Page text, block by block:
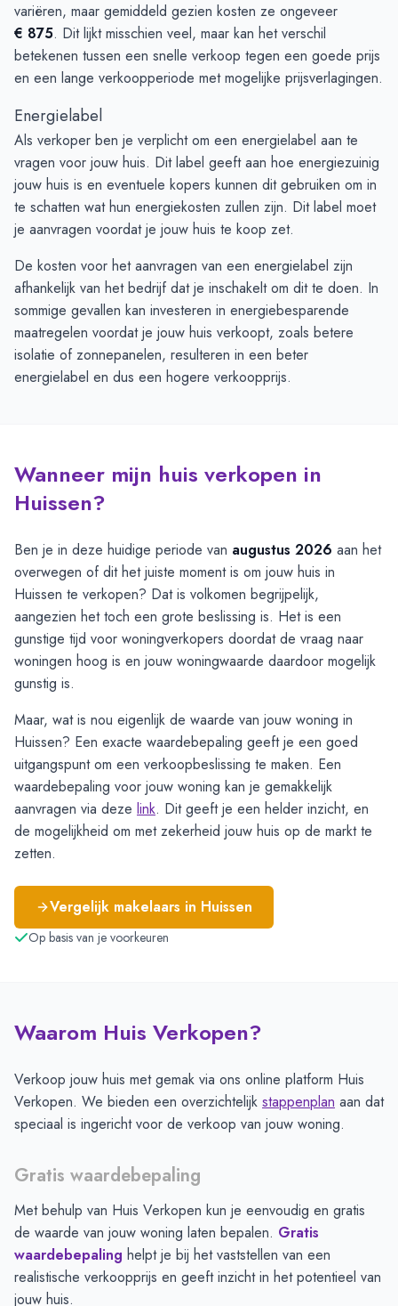
variëren, maar gemiddeld gezien kosten ze ongeveer
€ 875. Dit lijkt misschien veel, maar kan het verschil
betekenen tussen een snelle verkoop tegen een goede prijs
en een lange verkoopperiode met mogelijke prijsverlagingen.
Energielabel
Als verkoper ben je verplicht om een energielabel aan te
vragen voor jouw huis. Dit label geeft aan hoe energiezuinig
jouw huis is en eventuele kopers kunnen dit gebruiken om in
te schatten wat hun energiekosten zullen zijn. Dit label moet
je aanvragen voordat je jouw huis te koop zet.
De kosten voor het aanvragen van een energielabel zijn
afhankelijk van het bedrijf dat je inschakelt om dit te doen. In
sommige gevallen kan investeren in energiebesparende
maatregelen voordat je jouw huis verkoopt, zoals betere
isolatie of zonnepanelen, resulteren in een beter
energielabel en dus een hogere verkoopprijs.
Wanneer mijn huis verkopen in
Huissen?
Ben je in deze huidige periode van augustus 2026 aan het
overwegen of dit het juiste moment is om jouw huis in
Huissen te verkopen? Dat is volkomen begrijpelijk,
aangezien het toch een grote beslissing is. Het is een
gunstige tijd voor woningverkopers doordat de vraag naar
woningen hoog is en jouw woningwaarde daardoor mogelijk
gunstig is.
Maar, wat is nou eigenlijk de waarde van jouw woning in
Huissen? Een exacte waardebepaling geeft je een goed
uitgangspunt om een verkoopbeslissing te maken. Een
waardebepaling voor jouw woning kan je gemakkelijk
aanvragen via deze link. Dit geeft je een helder inzicht, en
de mogelijkheid om met zekerheid jouw huis op de markt te
zetten.
Vergelijk makelaars in Huissen
Op basis van je voorkeuren
Waarom Huis Verkopen?
Verkoop jouw huis met gemak via ons online platform Huis
Verkopen. We bieden een overzichtelijk stappenplan aan dat
speciaal is ingericht voor de verkoop van jouw woning.
Gratis waardebepaling
Met behulp van Huis Verkopen kun je eenvoudig en gratis
de waarde van jouw woning laten bepalen. Gratis
waardebepaling helpt je bij het vaststellen van een
realistische verkoopprijs en geeft inzicht in het potentieel van
jouw huis.